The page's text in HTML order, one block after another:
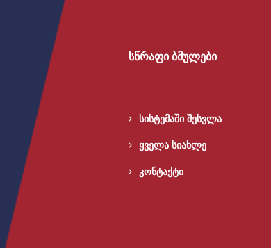
სწრაფი ბმულები
სისტემაში შესვლა
ყველა სიახლე
კონტაქტი